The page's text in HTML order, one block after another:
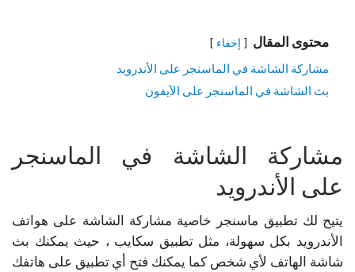
محتوى المقال إخفاء
مشاركة الشاشة في الماسنجر على الأندرويد
بث الشاشة في الماسنجر على الآيفون
مشاركة الشاشة في الماسنجر
على الأندرويد
يتيح لك تطبيق ماسنجر خاصية مشاركة الشاشة على هواتف
الأندرويد بكل سهولة، مثل تطبيق سكايب ، حيث يمكنك بث
شاشة الهاتف لأي شخص كما يمكنك فتح أي تطبيق على هاتفك